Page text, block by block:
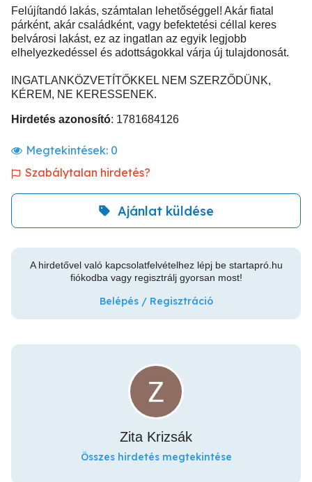
Felújítandó lakás, számtalan lehetőséggel! Akár fiatal
párként, akár családként, vagy befektetési céllal keres
belvárosi lakást, ez az ingatlan az egyik legjobb
elhelyezkedéssel és adottságokkal várja új tulajdonosát.
INGATLANKÖZVETÍTŐKKEL NEM SZERZŐDÜNK,
KÉREM, NE KERESSENEK.
Hirdetés azonosító: 1781684126
Megtekintések: 0
Szabálytalan hirdetés?
Ajánlat küldése
A hirdetővel való kapcsolatfelvételhez lépj be startapró.hu
fiókodba vagy regisztrálj gyorsan most!
Belépés / Regisztráció
Zita Krizsák
Összes hirdetés megtekintése